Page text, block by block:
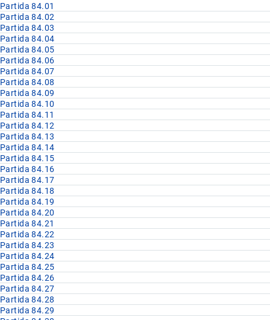
Partida 84.01
Partida 84.02
Partida 84.03
Partida 84.04
Partida 84.05
Partida 84.06
Partida 84.07
Partida 84.08
Partida 84.09
Partida 84.10
Partida 84.11
Partida 84.12
Partida 84.13
Partida 84.14
Partida 84.15
Partida 84.16
Partida 84.17
Partida 84.18
Partida 84.19
Partida 84.20
Partida 84.21
Partida 84.22
Partida 84.23
Partida 84.24
Partida 84.25
Partida 84.26
Partida 84.27
Partida 84.28
Partida 84.29